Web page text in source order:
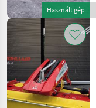
Használt gép